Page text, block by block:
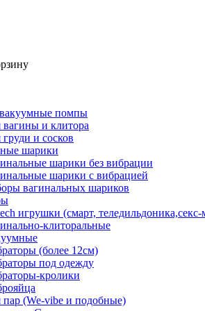
помпы
вагины и клитора
груди и сосков
шарики
шарики без вибрации
шарики с вибрацией
вагинальных шариков
игрушки (смарт,
клиторальные
(более 12см)
под одежду
кролики
пар (We-vibe и подобные)